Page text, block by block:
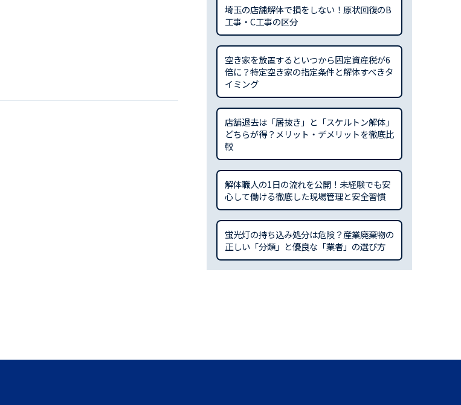
埼玉の店舗解体で損をしない！原状回復のB
工事・C工事の区分
空き家を放置するといつから固定資産税が6
倍に？特定空き家の指定条件と解体すべきタ
イミング
店舗退去は「居抜き」と「スケルトン解体」
どちらが得？メリット・デメリットを徹底比
較
解体職人の1日の流れを公開！未経験でも安
心して働ける徹底した現場管理と安全習慣
蛍光灯の持ち込み処分は危険？産業廃棄物の
正しい「分類」と優良な「業者」の選び方